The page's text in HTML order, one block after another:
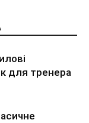
для тренера